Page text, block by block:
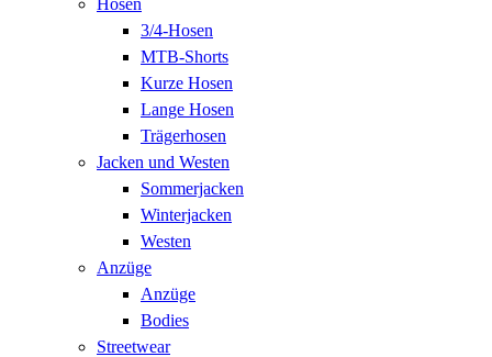
3/4-Hosen
MTB-Shorts
Kurze Hosen
Lange Hosen
Trägerhosen
Jacken und Westen
Sommerjacken
Winterjacken
Westen
Anzüge
Anzüge
Bodies
Streetwear